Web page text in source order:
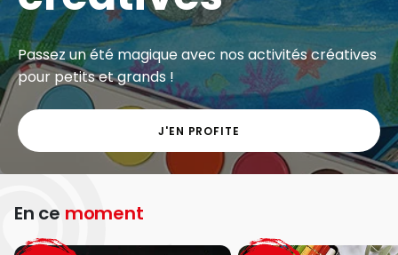
Passez un été magique avec nos activités créatives
pour petits et grands !
J'EN PROFITE
En ce moment